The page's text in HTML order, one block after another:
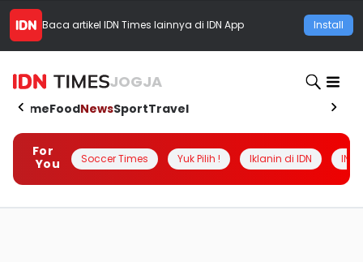
Baca artikel IDN Times lainnya di IDN App Install
JOGJA
HomeFoodNewsSportTravel
For
You
Soccer Times Yuk Pilih ! Iklanin di IDN